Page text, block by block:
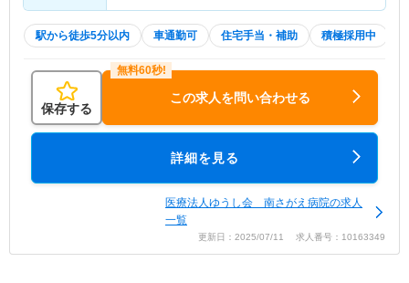
駅から徒歩5分以内 車通勤可 住宅手当・補助 積極採用中
保存する
この求人を問い合わせる
詳細を見る
医療法人ゆうし会 南さがえ病院の求人
一覧
更新日：2025/07/11 求人番号：10163349